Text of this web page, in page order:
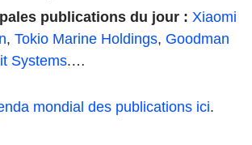
publications du jour : Xiaomi
, Tokio Marine Holdings, Goodman
Systems.…
mondial des publications ici.